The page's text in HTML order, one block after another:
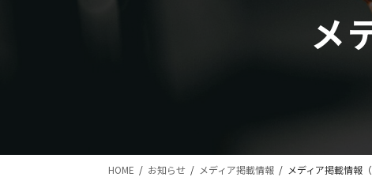
メ
HOME お知らせ メディア掲載情報 メディア掲載情報（